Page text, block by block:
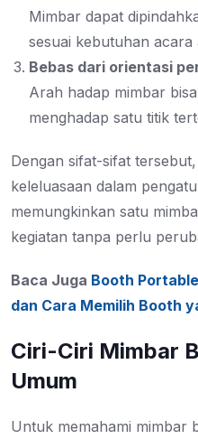
Mimbar dapat
sesuai kebutuhan
Bebas dari orientasi
Arah hadap mimbar
menghadap satu titik
Dengan sifat-sifat
keleluasaan dalam
memungkinkan satu
kegiatan tanpa perlu
Baca Juga Booth
dan Cara Memilih Booth
Ciri-Ciri Mimbar
Umum
Untuk memahami mimbar